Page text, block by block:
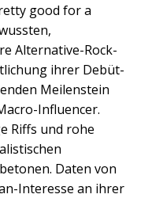
good for a
Alternative-Rock-
ihrer Debüt-
Meilenstein
Influencer.
Riffs und rohe
Daten von
Interesse an ihrer